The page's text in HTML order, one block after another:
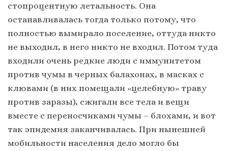
стопроцентную летальность. Она
останавливалась тогда только потому, что
полностью вымирало поселение, оттуда никто
не выходил, в него никто не входил. Потом туда
входили очень редкие люди с иммунитетом
против чумы в черных балахонах, в масках с
клювами (в них помещали «целебную» траву
против заразы), сжигали все тела и вещи
вместе с переносчиками чумы – блохами, и вот
так эпидемия заканчивалась. При нынешней
мобильности населения дело могло бы